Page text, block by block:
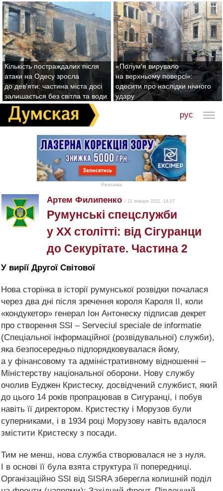
Кількість постраждалих після
атаки на Одесу зросла
до дев'яти: частина міста досі
залишається без світла та води
«Полум'я вирувало
на верхньому поверсі»:
одесити про наслідки нічного
удару
рус
Реклама
Артем Филипенко / 21 января 2021, 14:17
Pумунські спецслужби
у ХХ столітті: від Сігуранци
до Секурітате. Частина 2
У вирії Другої Світової
Нова сторінка в історії румунської розвідки почалася
через два дні після зречення короля Кароля II, коли
«кондукетор» генерал Іон Антонеску підписав декрет
про створення SSI – Serveciul speciale de іnformatіe
(Спеціальної інформаційної (розвідувальної) служби),
яка безпосередньо підпорядковувалася йому,
а у фінансовому та адміністративному відношенні –
Міністерству національної оборони. Нову службу
очолив Еуджен Кристеску, досвідчений службист, який
до цього 14 років пропрацював в Сигуранці, і побув
навіть її директором. Кристестку і Морузов були
суперниками, і в 1934 році Морузову навіть вдалося
змістити Кристеску з посади.
Тим не менш, нова служба створювалася не з нуля.
І в основі її була взята структура її попередниці.
Організаційно SSI від SISRA зберегла колишній поділ